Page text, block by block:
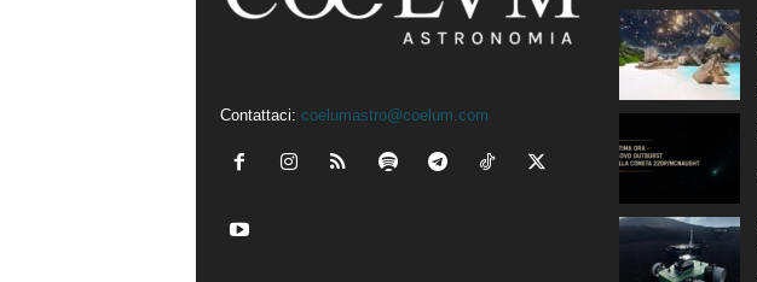
Contattaci: coelumastro@coelum.com